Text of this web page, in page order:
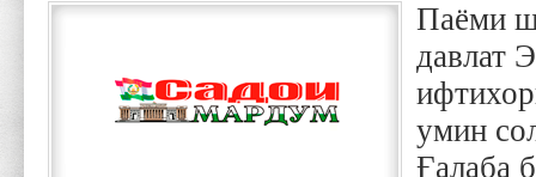
Паёми
давлат
умин
Ғалаба